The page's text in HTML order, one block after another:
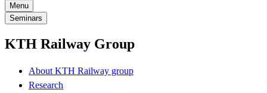
Menu
Seminars
KTH Railway Group
About KTH Railway group
Research